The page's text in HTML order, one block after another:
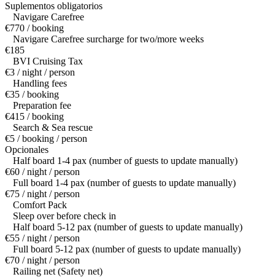
Suplementos obligatorios
Navigare Carefree
€770 / booking
Navigare Carefree surcharge for two/more weeks
€185
BVI Cruising Tax
€3 / night / person
Handling fees
€35 / booking
Preparation fee
€415 / booking
Search & Sea rescue
€5 / booking / person
Opcionales
Half board 1-4 pax (number of guests to update manually)
€60 / night / person
Full board 1-4 pax (number of guests to update manually)
€75 / night / person
Comfort Pack
Sleep over before check in
Half board 5-12 pax (number of guests to update manually)
€55 / night / person
Full board 5-12 pax (number of guests to update manually)
€70 / night / person
Railing net (Safety net)